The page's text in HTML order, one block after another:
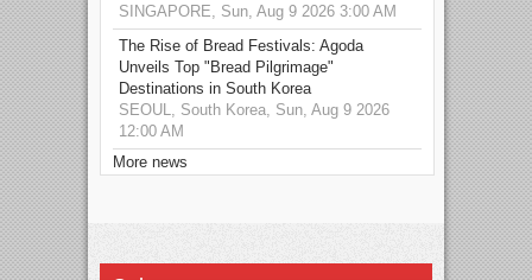
SINGAPORE, Sun, Aug 9 2026 3:00 AM
The Rise of Bread Festivals: Agoda
Unveils Top "Bread Pilgrimage"
Destinations in South Korea
SEOUL, South Korea, Sun, Aug 9 2026
12:00 AM
More news